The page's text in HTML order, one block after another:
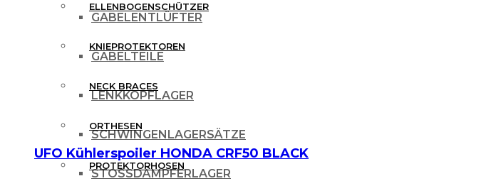
GABELENTLÜFTER
GABELTEILE
LENKKOPFLAGER
SCHWINGENLAGERSÄTZE
STOSSDÄMPFERLAGER
ELLENBOGENSCHÜTZER
KNIEPROTEKTOREN
NECK BRACES
ORTHESEN
PROTEKTORHOSEN
UFO Kühlerspoiler HONDA CRF50 BLACK